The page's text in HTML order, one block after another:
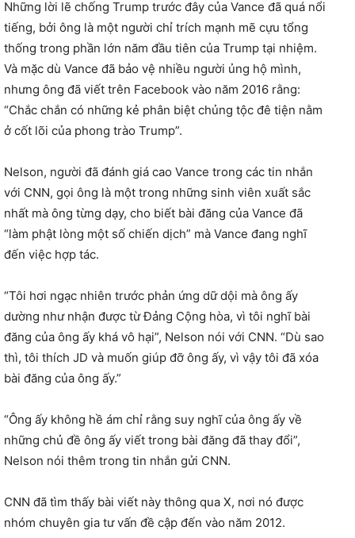
Những lời lẽ chống Trump trước đây của Vance đã quá nổi
tiếng, bởi ông là một người chỉ trích mạnh mẽ cựu tổng
thống trong phần lớn năm đầu tiên của Trump tại nhiệm.
Và mặc dù Vance đã bảo vệ nhiều người ủng hộ mình,
nhưng ông đã viết trên Facebook vào năm 2016 rằng:
“Chắc chắn có những kẻ phân biệt chủng tộc đê tiện nằm
ở cốt lõi của phong trào Trump”.
Nelson, người đã đánh giá cao Vance trong các tin nhắn
với CNN, gọi ông là một trong những sinh viên xuất sắc
nhất mà ông từng dạy, cho biết bài đăng của Vance đã
“làm phật lòng một số chiến dịch” mà Vance đang nghĩ
đến việc hợp tác.
“Tôi hơi ngạc nhiên trước phản ứng dữ dội mà ông ấy
dường như nhận được từ Đảng Cộng hòa, vì tôi nghĩ bài
đăng của ông ấy khá vô hại”, Nelson nói với CNN. “Dù sao
thì, tôi thích JD và muốn giúp đỡ ông ấy, vì vậy tôi đã xóa
bài đăng của ông ấy.”
“Ông ấy không hề ám chỉ rằng suy nghĩ của ông ấy về
những chủ đề ông ấy viết trong bài đăng đã thay đổi”,
Nelson nói thêm trong tin nhắn gửi CNN.
CNN đã tìm thấy bài viết này thông qua X, nơi nó được
nhóm chuyên gia tư vấn đề cập đến vào năm 2012.